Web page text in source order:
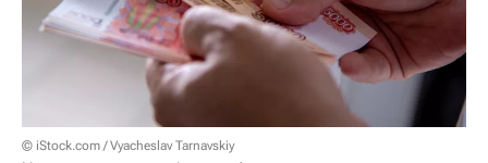
© iStock.com / Vyacheslav Tarnavskiy